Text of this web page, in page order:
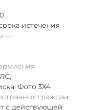
истечения
,
, Фото 3Х4
граждан
с действующей